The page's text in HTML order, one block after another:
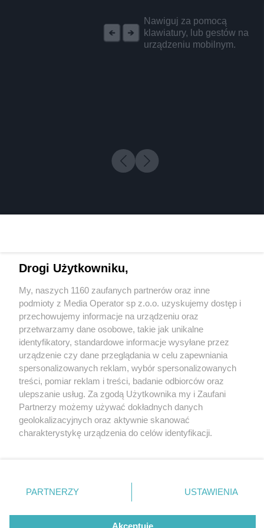
Nawiguj za pomocą
klawiatury, lub gestów na
urządzeniu mobilnym.
5 / 0
Wydawca mediów lokalnych
Nie zapomnij
zapoznać się z:
polityką prywatności regulamin korzystania z portali
Twojemiasto
Piekary Śląskie
Chorzów
Tarnowskie Góry
Gliwice
Skontakuj sięz nami
Kontakt
Wydawca
Redakcja
Drogi Użytkowniku,
My, naszych 1160 zaufanych partnerów oraz inne
podmioty z Media Operator sp z.o.o. uzyskujemy dostęp i
przechowujemy informacje na urządzeniu oraz
przetwarzamy dane osobowe, takie jak unikalne
identyfikatory, standardowe informacje wysyłane przez
urządzenie czy dane przeglądania w celu zapewniania
spersonalizowanych reklam, wybór spersonalizowanych
treści, pomiar reklam i treści, badanie odbiorców oraz
ulepszanie usług. Za zgodą Użytkownika my i Zaufani
Partnerzy możemy używać dokładnych danych
geolokalizacyjnych oraz aktywnie skanować
charakterystykę urządzenia do celów identyfikacji.
zmienić/wycofać klikając przycisk ustawień prywatności
znajdujący się w lewym dolnym rogu strony
rodzaje przetwarzania danych nie wymagają zgody
użytkownika, ale masz prawo sprzeciwić się takiemu
PARTNERZY USTAWIENIA
Akceptuję